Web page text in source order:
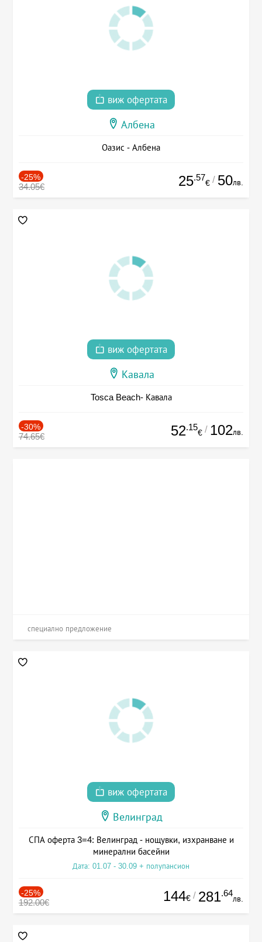
виж офертата
Албена
Оазис - Албена
-25%
34.05€ 25.57
€ / 50лв.
виж офертата
Кавала
Tosca Beach- Кавала
-30%
74.65€ 52.15
€ / 102лв.
специално предложение
виж офертата
Велинград
СПА оферта 3=4: Велинград - нощувки, изхранване и
минерални басейни
Дата: 01.07 - 30.09 + полупансион
-25%
192.00€ 144€ / 281.64
лв.